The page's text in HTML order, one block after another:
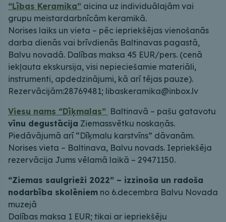
“Lības Keramika” aicina uz individuālajām vai
grupu meistardarbnīcām keramikā.
Norises laiks un vieta – pēc iepriekšējas vienošanās
darba dienās vai brīvdienās Baltinavas pagastā,
Balvu novadā. Dalības maksa 45 EUR/pers. (cenā
iekļauta ekskursija, visi nepieciešamie materiāli,
instrumenti, apdedzinājumi, kā arī tējas pauze).
Rezervācijām:28769481; libaskeramika@inbox.lv
Viesu nams “Dīķmalas” Baltinavā – pašu gatavotu
vīnu degustācija Ziemassvētku noskaņās.
Piedāvājumā arī “Dīķmalu karstvīns” dāvanām.
Norises vieta – Baltinava, Balvu novads. Iepriekšēja
rezervācija Jums vēlamā laikā – 29471150.
“Ziemas saulgrieži 2022” – izzinoša un radoša
nodarbība skolēniem no 6.decembra Balvu Novada
muzejā
Dalības maksa 1 EUR; tikai ar iepriekšēju